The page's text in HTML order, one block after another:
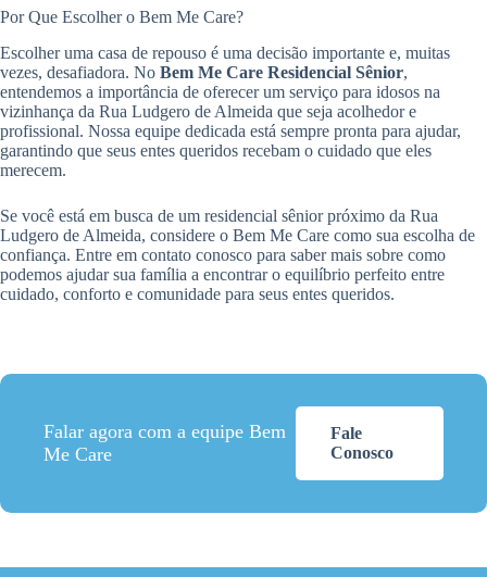
Por Que Escolher o Bem Me Care?
Escolher uma casa de repouso é uma decisão importante e, muitas
vezes, desafiadora. No Bem Me Care Residencial Sênior,
entendemos a importância de oferecer um serviço para idosos na
vizinhança da Rua Ludgero de Almeida que seja acolhedor e
profissional. Nossa equipe dedicada está sempre pronta para ajudar,
garantindo que seus entes queridos recebam o cuidado que eles
merecem.
Se você está em busca de um residencial sênior próximo da Rua
Ludgero de Almeida, considere o Bem Me Care como sua escolha de
confiança. Entre em contato conosco para saber mais sobre como
podemos ajudar sua família a encontrar o equilíbrio perfeito entre
cuidado, conforto e comunidade para seus entes queridos.
Falar agora com a equipe Bem
Me Care
Fale
Conosco